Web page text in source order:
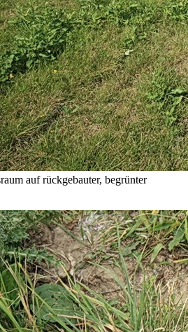
auf rückgebauter, begrünter